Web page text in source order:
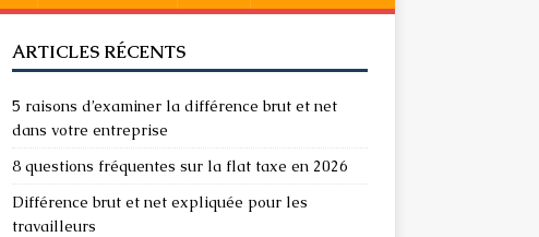
ARTICLES RÉCENTS
5 raisons d’examiner la différence brut et net
dans votre entreprise
8 questions fréquentes sur la flat taxe en 2026
Différence brut et net expliquée pour les
travailleurs